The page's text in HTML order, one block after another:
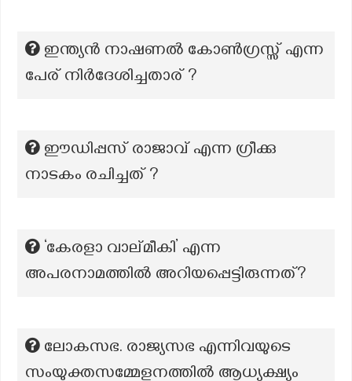
ഇന്ത്യൻ നാഷണൽ കോൺഗ്രസ്സ് എന്ന
പേര് നിർദേശിച്ചതാര് ?
ഈഡിപ്പസ് രാജാവ് എന്ന ഗ്രീക്കു
നാടകം രചിച്ചത് ?
‘കേരളാ വാല്മീകി’ എന്ന
അപരനാമത്തില്‍ അറിയപ്പെട്ടിരുന്നത്?
ലോകസഭ. രാജ്യസഭ എന്നിവയുടെ
സംയുക്തസമ്മേളനത്തിൽ ആധ്യക്ഷ്യം